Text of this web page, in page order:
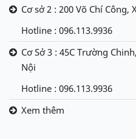
Cơ sở 2 : 200 Võ Chí Công,
Hotline : 096.113.9936
Cơ Sở 3 : 45C Trường
Nội
Hotline : 096.113.9936
Xem thêm